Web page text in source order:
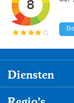
Diensten
Dementiezorg